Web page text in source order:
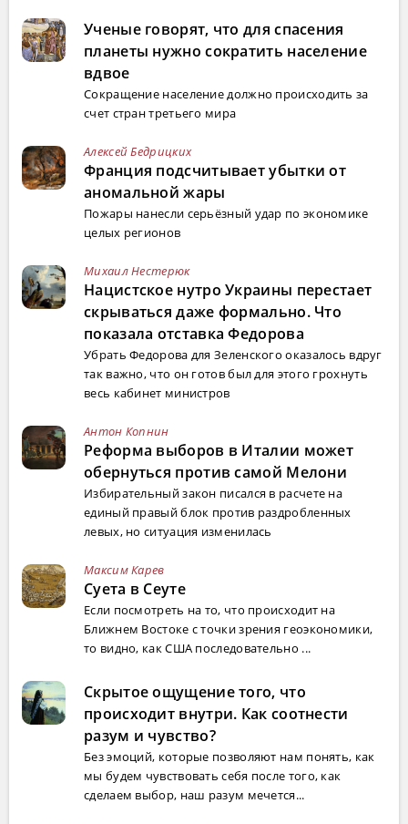
Ученые говорят, что для спасения
планеты нужно сократить население
вдвое
Сокращение население должно происходить за
счет стран третьего мира
Алексей Бедрицких
Франция подсчитывает убытки от
аномальной жары
Пожары нанесли серьёзный удар по экономике
целых регионов
Михаил Нестерюк
Нацистское нутро Украины перестает
скрываться даже формально. Что
показала отставка Федорова
Убрать Федорова для Зеленского оказалось вдруг
так важно, что он готов был для этого грохнуть
весь кабинет министров
Антон Копнин
Реформа выборов в Италии может
обернуться против самой Мелони
Избирательный закон писался в расчете на
единый правый блок против раздробленных
левых, но ситуация изменилась
Максим Карев
Суета в Сеуте
Если посмотреть на то, что происходит на
Ближнем Востоке с точки зрения геоэкономики,
то видно, как США последовательно ...
Скрытое ощущение того, что
происходит внутри. Как соотнести
разум и чувство?
Без эмоций, которые позволяют нам понять, как
мы будем чувствовать себя после того, как
сделаем выбор, наш разум мечется...